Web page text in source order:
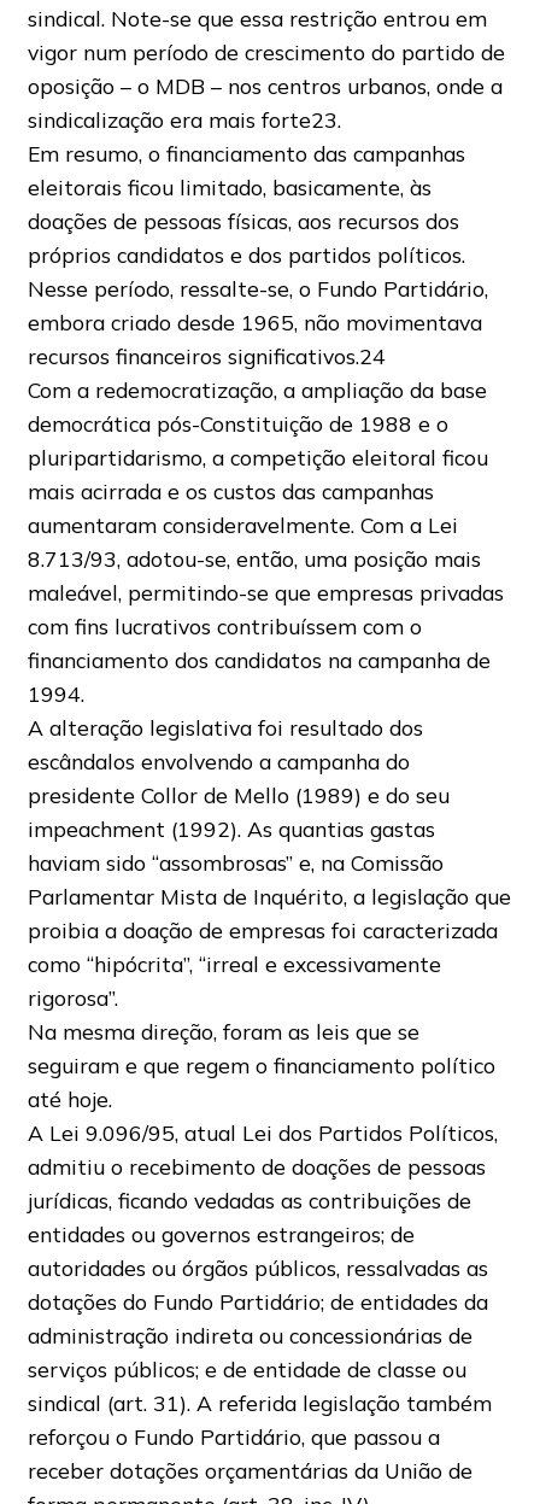
sindical. Note-se que essa restrição entrou em
vigor num período de crescimento do partido de
oposição – o MDB – nos centros urbanos, onde a
sindicalização era mais forte23.
Em resumo, o financiamento das campanhas
eleitorais ficou limitado, basicamente, às
doações de pessoas físicas, aos recursos dos
próprios candidatos e dos partidos políticos.
Nesse período, ressalte-se, o Fundo Partidário,
embora criado desde 1965, não movimentava
recursos financeiros significativos.24
Com a redemocratização, a ampliação da base
democrática pós-Constituição de 1988 e o
pluripartidarismo, a competição eleitoral ficou
mais acirrada e os custos das campanhas
aumentaram consideravelmente. Com a Lei
8.713/93, adotou-se, então, uma posição mais
maleável, permitindo-se que empresas privadas
com fins lucrativos contribuíssem com o
financiamento dos candidatos na campanha de
1994.
A alteração legislativa foi resultado dos
escândalos envolvendo a campanha do
presidente Collor de Mello (1989) e do seu
impeachment (1992). As quantias gastas
haviam sido “assombrosas” e, na Comissão
Parlamentar Mista de Inquérito, a legislação que
proibia a doação de empresas foi caracterizada
como “hipócrita”, “irreal e excessivamente
rigorosa”.
Na mesma direção, foram as leis que se
seguiram e que regem o financiamento político
até hoje.
A Lei 9.096/95, atual Lei dos Partidos Políticos,
admitiu o recebimento de doações de pessoas
jurídicas, ficando vedadas as contribuições de
entidades ou governos estrangeiros; de
autoridades ou órgãos públicos, ressalvadas as
dotações do Fundo Partidário; de entidades da
administração indireta ou concessionárias de
serviços públicos; e de entidade de classe ou
sindical (art. 31). A referida legislação também
reforçou o Fundo Partidário, que passou a
receber dotações orçamentárias da União de